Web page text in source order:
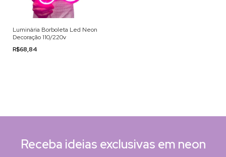
Luminária Borboleta Led Neon
Decoração 110/220v
R$68,84
Receba ideias exclusivas em neon